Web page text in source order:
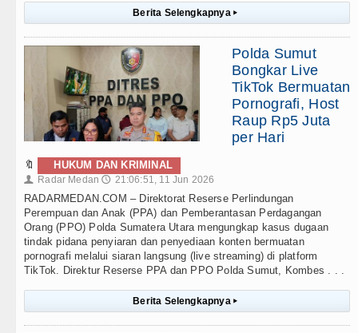
Berita Selengkapnya ▸
Polda Sumut
Bongkar Live
TikTok Bermuatan
Pornografi, Host
Raup Rp5 Juta
per Hari
🔖 HUKUM DAN KRIMINAL
👤 Radar Medan 🕔 21:06:51, 11 Jun 2026
RADARMEDAN.COM – Direktorat Reserse Perlindungan
Perempuan dan Anak (PPA) dan Pemberantasan Perdagangan
Orang (PPO) Polda Sumatera Utara mengungkap kasus dugaan
tindak pidana penyiaran dan penyediaan konten bermuatan
pornografi melalui siaran langsung (live streaming) di platform
TikTok. Direktur Reserse PPA dan PPO Polda Sumut, Kombes . . .
Berita Selengkapnya ▸